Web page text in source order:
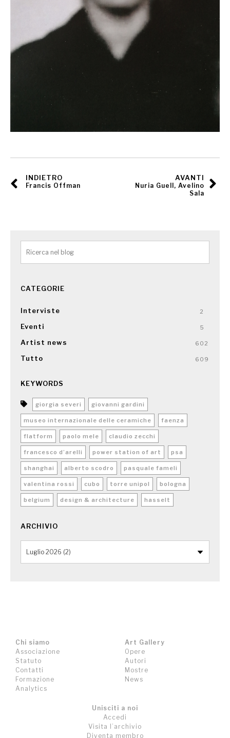
INDIETRO
Francis Offman
AVANTI
Nuria Guell, Avelino
Sala
CATEGORIE
Interviste 2
Eventi 5
Artist news 602
Tutto 609
KEYWORDS
giorgia severi giovanni gardini
museo internazionale delle ceramiche faenza
flatform paolo mele claudio zecchi
francesco d’arelli power station of art psa
shanghai alberto scodro pasquale fameli
valentina rossi cubo torre unipol bologna
belgium design & architecture hasselt
ARCHIVIO
Chi siamo
Associazione
Statuto
Contatti
Formazione
Analytics
Art Gallery
Opere
Autori
Mostre
News
Unisciti a noi
Accedi
Visita l’archivio
Diventa membro